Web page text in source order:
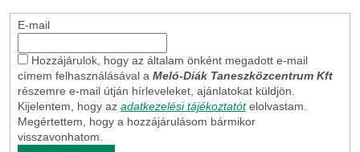
E-mail
Hozzájárulok, hogy az általam önként megadott e-mail
címem felhasználásával a Meló-Diák Taneszközcentrum Kft
részemre e-mail útján hírleveleket, ajánlatokat küldjön.
Kijelentem, hogy az adatkezelési tájékoztatót elolvastam.
Megértettem, hogy a hozzájárulásom bármikor
visszavonhatom.